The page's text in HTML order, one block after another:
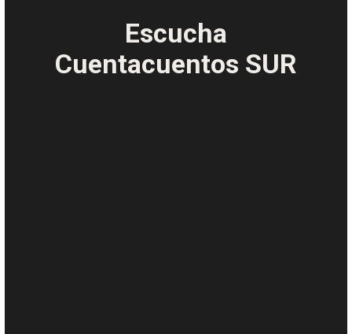
Escucha
Cuentacuentos SUR